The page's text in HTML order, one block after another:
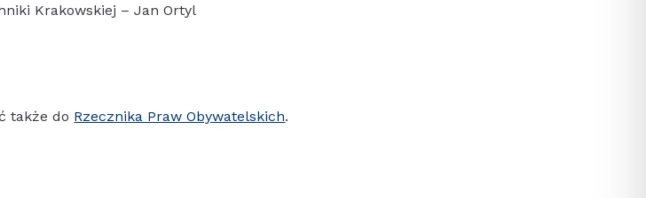
Krakowskiej – Jan Ortyl
także do Rzecznika Praw Obywatelskich.